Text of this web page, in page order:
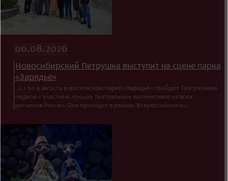
06.08.2026
Новосибирский Петрушка выступит на сцене парка
«Зарядье»
С 1 по 9 августа в московском парке «Зарядье» пройдет Театральная
неделя с участием лучших театральных коллективов из всех
регионов России. Она проходит в рамках Всероссийского...